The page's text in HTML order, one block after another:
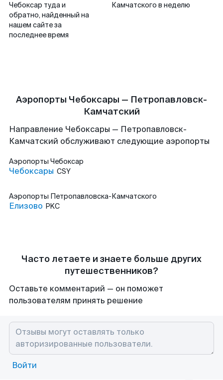
Чебоксар туда и
обратно, найденный на
нашем сайте за
последнее время
Камчатского в неделю
Аэропорты Чебоксары — Петропавловск-
Камчатский
Направление Чебоксары — Петропавловск-
Камчатский обслуживают следующие аэропорты
Аэропорты Чебоксар
Чебоксары CSY
Аэропорты Петропавловска-Камчатского
Елизово PKC
Часто летаете и знаете больше других
путешественников?
Оставьте комментарий — он поможет
пользователям принять решение
Войти